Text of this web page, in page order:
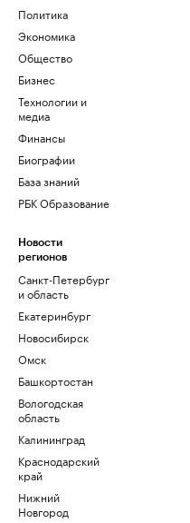
Политика
Экономика
Общество
Бизнес
Технологии и
медиа
Финансы
Биографии
База знаний
РБК Образование
Новости
регионов
Санкт-Петербург
и область
Екатеринбург
Новосибирск
Омск
Башкортостан
Вологодская
область
Калининград
Краснодарский
край
Нижний
Новгород